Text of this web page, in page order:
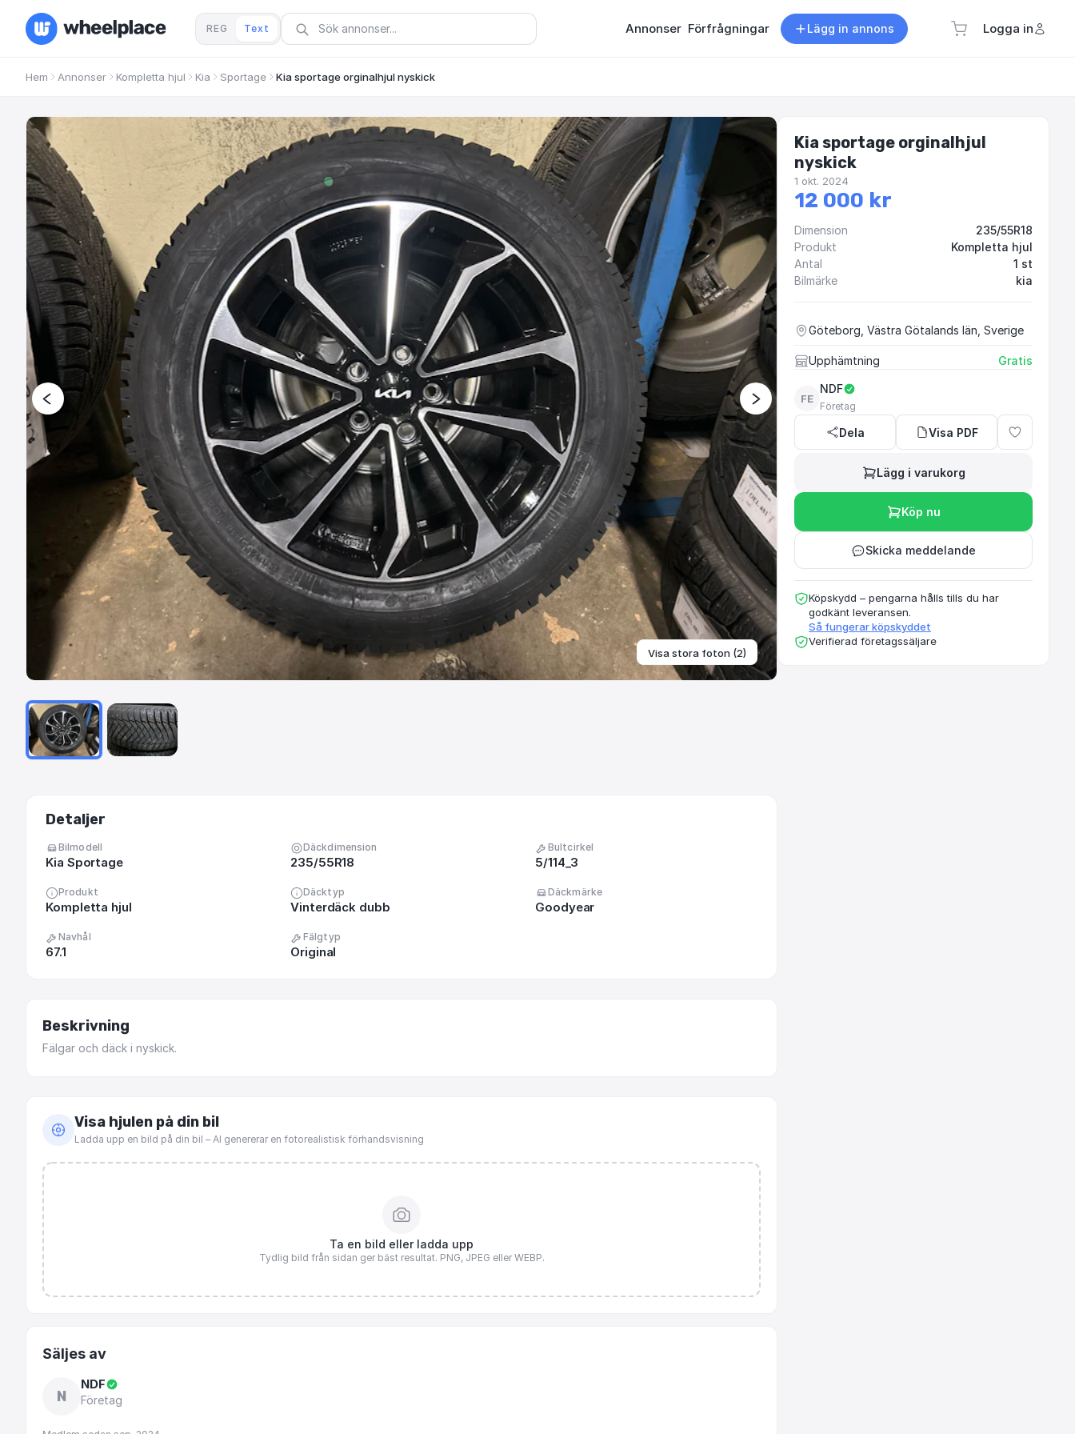
REG Text Annonser Förfrågningar Lägg in annons Logga in
Hem Annonser Kompletta hjul Kia Sportage Kia sportage orginalhjul nyskick
Visa stora foton (2)
Detaljer
Bilmodell
Kia Sportage
Däckdimension
235/55R18
Bultcirkel
5/114_3
Produkt
Kompletta hjul
Däcktyp
Vinterdäck dubb
Däckmärke
Goodyear
Navhål
67.1
Fälgtyp
Original
Beskrivning
Fälgar och däck i nyskick.
Visa hjulen på din bil
Ladda upp en bild på din bil – AI genererar en fotorealistisk förhandsvisning
Ta en bild eller ladda upp
Tydlig bild från sidan ger bäst resultat. PNG, JPEG eller WEBP.
Säljes av
N
NDF
Företag
Kia sportage orginalhjul
nyskick
1 okt. 2024
12 000 kr
Dimension
235/55R18
Produkt
Kompletta hjul
Antal
1 st
Bilmärke
kia
Göteborg, Västra Götalands län, Sverige
Upphämtning Gratis
FE
NDF
Företag
Dela Visa PDF
Lägg i varukorg
Köp nu
Skicka meddelande
Köpskydd – pengarna hålls tills du har
godkänt leveransen.
Så fungerar köpskyddet
Verifierad företagssäljare